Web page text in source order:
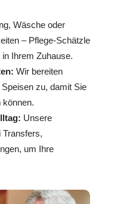
Wäsche oder
– Pflege-Schätzle
Ihrem Zuhause.
Wir bereiten
zu, damit Sie
können.
Unsere
Transfers,
um Ihre